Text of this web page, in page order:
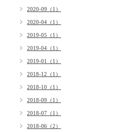
2020-09（1）
2020-04（1）
2019-05（1）
2019-04（1）
2019-01（1）
2018-12（1）
2018-10（1）
2018-09（1）
2018-07（1）
2018-06（2）